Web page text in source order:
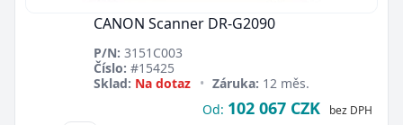
CANON Scanner DR-G2090
P/N: 3151C003
Číslo: #15425
Sklad: Na dotaz • Záruka: 12 měs.
Od: 102 067 CZK bez DPH